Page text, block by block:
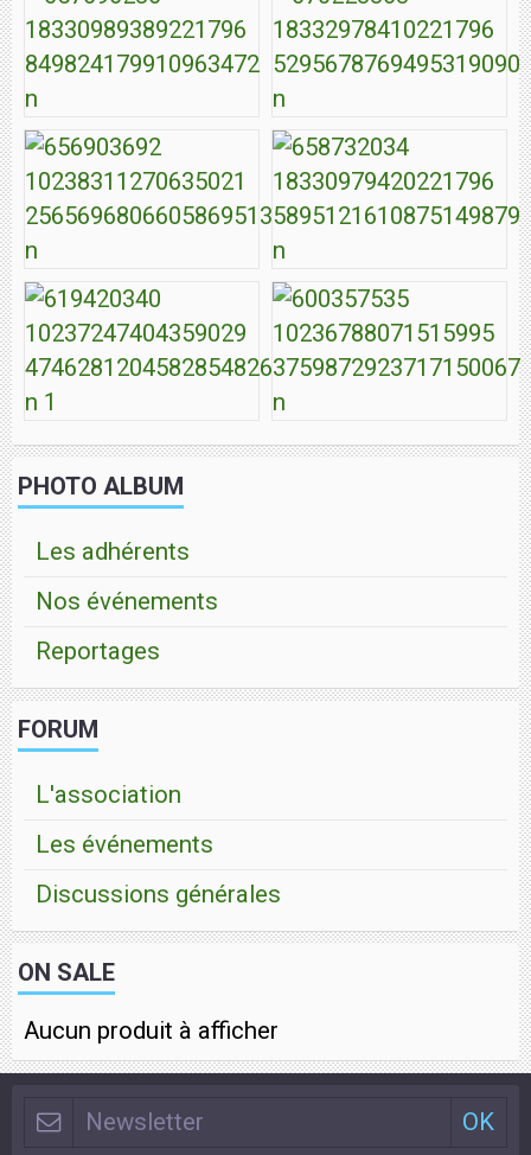
PHOTO ALBUM
Les adhérents
Nos événements
Reportages
FORUM
L'association
Les événements
Discussions générales
ON SALE
Aucun produit à afficher